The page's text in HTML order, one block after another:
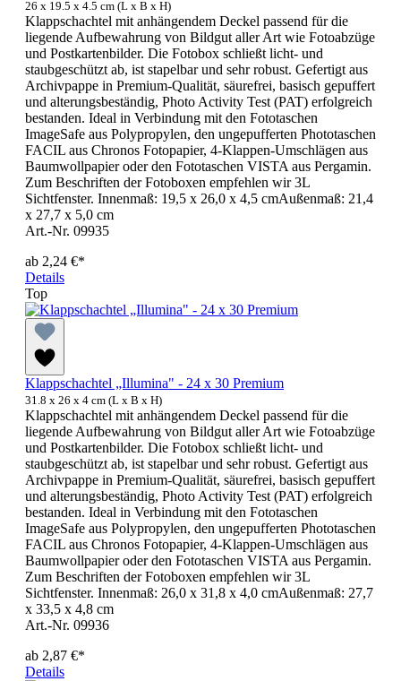
26 x 19.5 x 4.5 cm (L x B x H)
Klappschachtel mit anhängendem Deckel passend für die
liegende Aufbewahrung von Bildgut aller Art wie Fotoabzüge
und Postkartenbilder. Die Fotobox schließt licht- und
staubgeschützt ab, ist stapelbar und sehr robust. Gefertigt aus
Archivpappe in Premium-Qualität, säurefrei, basisch gepuffert
und alterungsbeständig, Photo Activity Test (PAT) erfolgreich
bestanden. Ideal in Verbindung mit den Fototaschen
ImageSafe aus Polypropylen, den ungepufferten Phototaschen
FACIL aus Chronos Fotopapier, 4-Klappen-Umschlägen aus
Baumwollpapier oder den Fototaschen VISTA aus Pergamin.
Zum Beschriften der Fotoboxen empfehlen wir 3L
Sichtfenster. Innenmaß: 19,5 x 26,0 x 4,5 cmAußenmaß: 21,4
x 27,7 x 5,0 cm
Art.-Nr. 09935
ab 2,24 €*
Details
Top
Klappschachtel „Illumina" - 24 x 30 Premium
31.8 x 26 x 4 cm (L x B x H)
Klappschachtel mit anhängendem Deckel passend für die
liegende Aufbewahrung von Bildgut aller Art wie Fotoabzüge
und Postkartenbilder. Die Fotobox schließt licht- und
staubgeschützt ab, ist stapelbar und sehr robust. Gefertigt aus
Archivpappe in Premium-Qualität, säurefrei, basisch gepuffert
und alterungsbeständig, Photo Activity Test (PAT) erfolgreich
bestanden. Ideal in Verbindung mit den Fototaschen
ImageSafe aus Polypropylen, den ungepufferten Phototaschen
FACIL aus Chronos Fotopapier, 4-Klappen-Umschlägen aus
Baumwollpapier oder den Fototaschen VISTA aus Pergamin.
Zum Beschriften der Fotoboxen empfehlen wir 3L
Sichtfenster. Innenmaß: 26,0 x 31,8 x 4,0 cmAußenmaß: 27,7
x 33,5 x 4,8 cm
Art.-Nr. 09936
ab 2,87 €*
Details